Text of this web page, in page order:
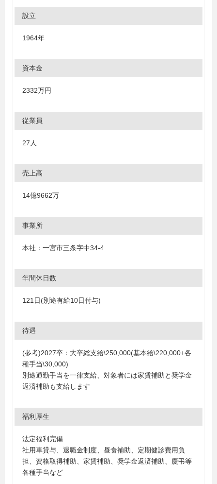
設立
1964年
資本金
2332万円
従業員
27人
売上高
14億9662万
事業所
本社：一宮市三条字中34-4
年間休日数
121日(別途有給10日付与)
待遇
(参考)2027卒：大卒総支給\250,000(基本給\220,000+各
種手当\30,000)
別途通勤手当を一律支給、対象者には家賃補助と奨学金
返済補助も支給します
福利厚生
法定福利完備
社用車貸与、退職金制度、昼食補助、定期健診費用負
担、資格取得補助、家賃補助、奨学金返済補助、慶弔等
各種手当など